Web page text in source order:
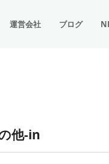
運営会社 ブログ
他-in